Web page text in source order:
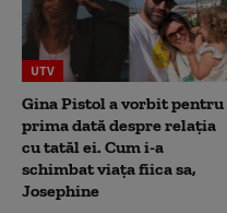
UTV
Gina Pistol a vorbit pentru
prima dată despre relația
cu tatăl ei. Cum i-a
schimbat viața fiica sa,
Josephine